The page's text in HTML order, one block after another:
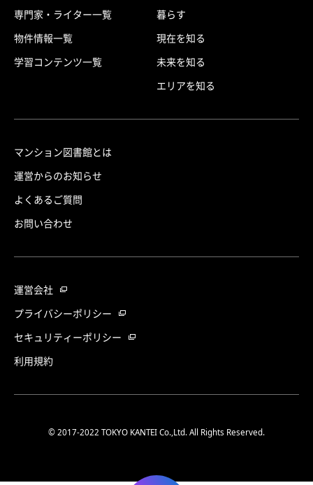
専門家・ライター一覧
物件情報一覧
学習コンテンツ一覧
暮らす
現在を知る
未来を知る
エリアを知る
マンション図書館とは
運営からのお知らせ
よくあるご質問
お問い合わせ
運営会社
プライバシーポリシー
セキュリティーポリシー
利用規約
© 2017-2022 TOKYO KANTEI Co.,Ltd. All Rights Reserved.